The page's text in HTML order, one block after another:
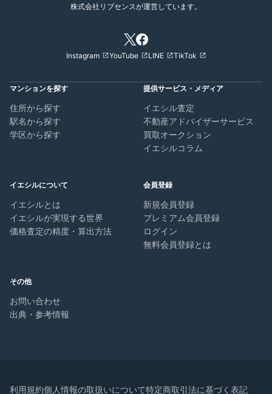
株式会社リブセンスが運営しています。
Instagram YouTube LINE TikTok
マンションを探す
住所から探す
駅名から探す
学区から探す
提供サービス・メディア
イエシル査定
不動産アドバイザーサービス
買取オークション
イエシルコラム
イエシルについて
イエシルとは
イエシルが実現する世界
価格査定の精度・算出方法
会員登録
新規会員登録
プレミアム会員登録
ログイン
無料会員登録とは
その他
お問い合わせ
出典・参考情報
利用規約個人情報の取扱いについて特定商取引法に基づく表記